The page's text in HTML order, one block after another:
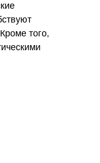
того,